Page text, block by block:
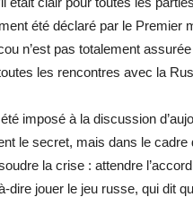
été déclaré par le Premier
n’est pas totalement
les rencontres avec la
imposé à la discussion
le secret, mais dans le
la crise : attendre
dire jouer le jeu russe, qui dit